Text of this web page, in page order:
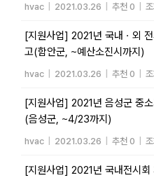
hvac 2021.03.26 추천 0
[지원사업] 2021년 국내ㆍ외
고(함안군, ~예산소진시까지)
hvac 2021.03.26 추천 0
[지원사업] 2021년 음성군 중
(음성군, ~4/23까지)
hvac 2021.03.26 추천 0
[지원사업] 2021년 국내전시